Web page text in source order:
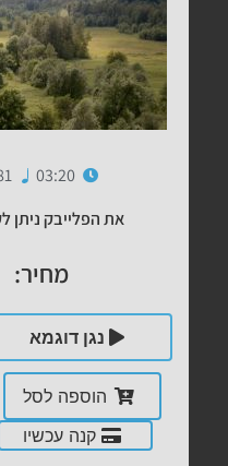
03:20
את הפלייבק ניתן
מחיר:
נגן דוגמא
הוספה לסל
קנה עכשיו